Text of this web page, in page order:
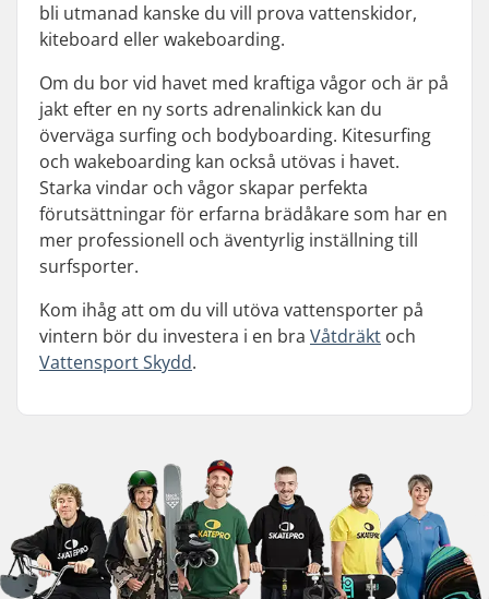
bli utmanad kanske du vill prova vattenskidor,
kiteboard eller wakeboarding.
Om du bor vid havet med kraftiga vågor och är på
jakt efter en ny sorts adrenalinkick kan du
överväga surfing och bodyboarding. Kitesurfing
och wakeboarding kan också utövas i havet.
Starka vindar och vågor skapar perfekta
förutsättningar för erfarna brädåkare som har en
mer professionell och äventyrlig inställning till
surfsporter.
Kom ihåg att om du vill utöva vattensporter på
vintern bör du investera i en bra Våtdräkt och
Vattensport Skydd.